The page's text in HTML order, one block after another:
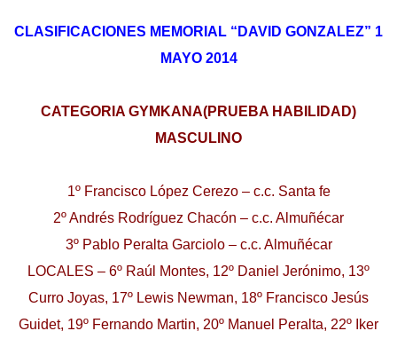
CLASIFICACIONES MEMORIAL “DAVID GONZALEZ” 1
MAYO 2014
CATEGORIA GYMKANA(PRUEBA HABILIDAD)
MASCULINO
1º Francisco López Cerezo – c.c. Santa fe
2º Andrés Rodríguez Chacón – c.c. Almuñécar
3º Pablo Peralta Garciolo – c.c. Almuñécar
LOCALES – 6º Raúl Montes, 12º Daniel Jerónimo, 13º
Curro Joyas, 17º Lewis Newman, 18º Francisco Jesús
Guidet, 19º Fernando Martin, 20º Manuel Peralta, 22º Iker